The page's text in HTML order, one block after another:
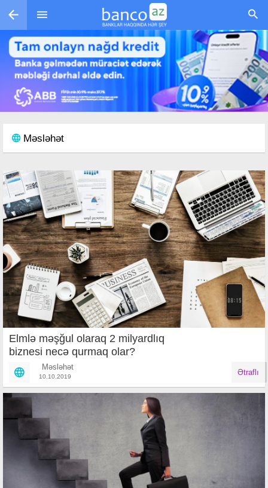
Skip to main content
Məsləhət
Elmlə məşğul olaraq 2 milyardlıq
biznesi necə qurmaq olar?
Məsləhət
10.10.2019 Ətraflı